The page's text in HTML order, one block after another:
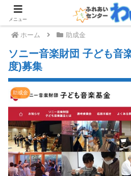
ホーム 助成金
ソニー音楽財団 子ども音
度)募集
助成金
メニュー